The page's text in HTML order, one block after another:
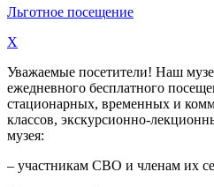
Льготное посещение
X
Уважаемые посетители! Наш
ежедневного бесплатного
стационарных, временных и
классов, экскурсионно-
музея:
– участникам СВО и членам их